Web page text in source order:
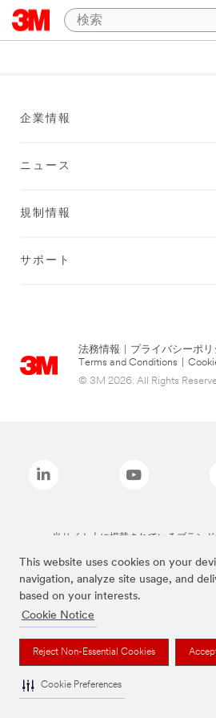
This website uses cookies on your
navigation, analyze site usage, and
based on your interests.
Cookie Notice
Reject Non-Essential Cookies
Cookie Preferences
企業情報
ニュース
規制情報
サポート
法務情報 プライバシーポリ
Terms and Conditions
© 3M 2026. All Rights
当サイト上に掲載されているブラン